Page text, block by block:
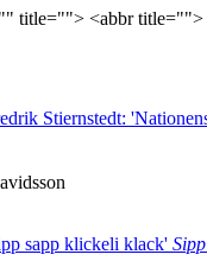
title=""> <abbr title="">